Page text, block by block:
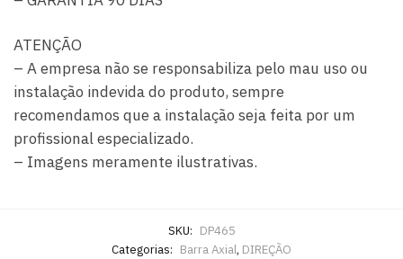
ATENÇÃO
– A empresa não se responsabiliza pelo mau uso ou
instalação indevida do produto, sempre
recomendamos que a instalação seja feita por um
profissional especializado.
– Imagens meramente ilustrativas.
SKU: DP465
Categorias: Barra Axial, DIREÇÃO